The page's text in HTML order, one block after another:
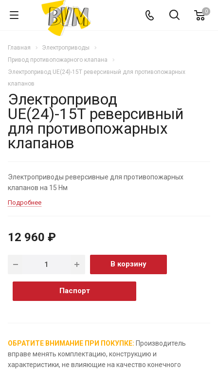
0
Главная
Электроприводы
Привод противопожарного клапана
Электропривод UE(24)-15T реверсивный для противопожарных
клапанов
Электропривод
UE(24)-15T реверсивный
для противопожарных
клапанов
Электроприводы реверсивные для противопожарных
клапанов на 15 Hм
Подробнее
12 960 ₽
В корзину
Паспорт
ОБРАТИТЕ ВНИМАНИЕ ПРИ ПОКУПКЕ: Производитель
вправе менять комплектацию, конструкцию и
характеристики, не влияющие на качество конечного